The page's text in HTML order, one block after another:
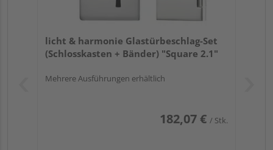
licht & harmonie Glastürbeschlag-Set
(Schlosskasten + Bänder) "Square 2.1"
Mehrere Ausführungen erhältlich
182,07 € / Stk.